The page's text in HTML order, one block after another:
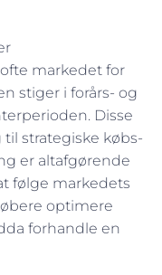
markedet for
stiger i forårs- og
Disse
strategiske købs-
er altafgørende
følge markedets
optimere
forhandle en